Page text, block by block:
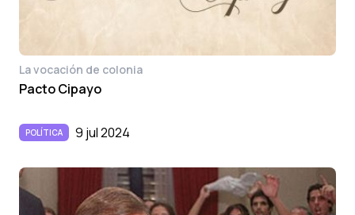
La vocación de colonia
Pacto Cipayo
POLÍTICA 9 jul 2024